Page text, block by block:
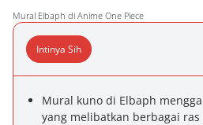
Mural Elbaph di Anime One Piece
Intinya Sih
Mural kuno di Elbaph
yang melibatkan berbagai